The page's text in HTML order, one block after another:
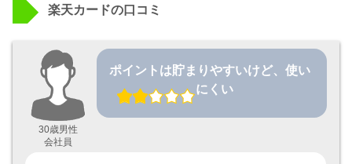
楽天カードの口コミ
30歳男性
会社員
ポイントは貯まりやすいけど、使い
にくい